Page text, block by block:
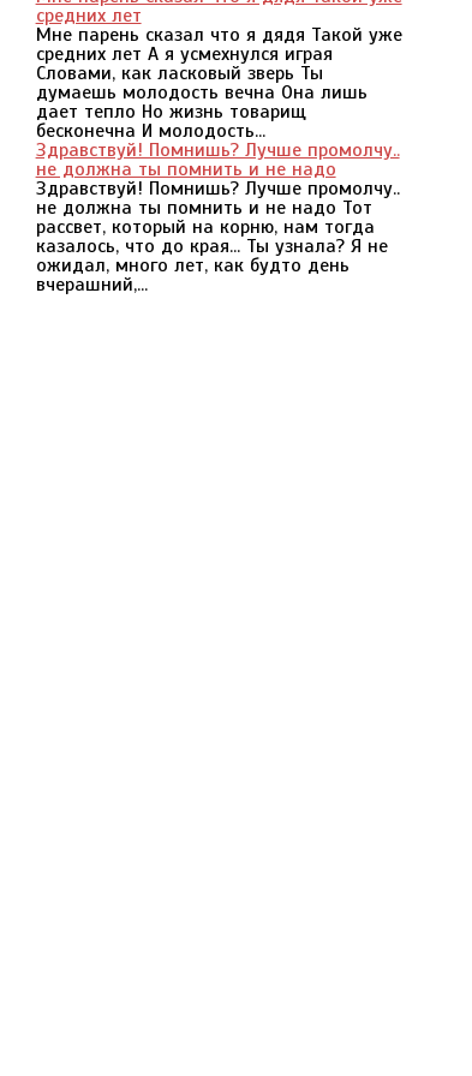
средних лет
Мне парень сказал что я дядя Такой уже
средних лет А я усмехнулся играя
Словами, как ласковый зверь Ты
думаешь молодость вечна Она лишь
дает тепло Но жизнь товарищ
бесконечна И молодость...
Здравствуй! Помнишь? Лучше промолчу..
не должна ты помнить и не надо
Здравствуй! Помнишь? Лучше промолчу..
не должна ты помнить и не надо Тот
рассвет, который на корню, нам тогда
казалось, что до края... Ты узнала? Я не
ожидал, много лет, как будто день
вчерашний,...